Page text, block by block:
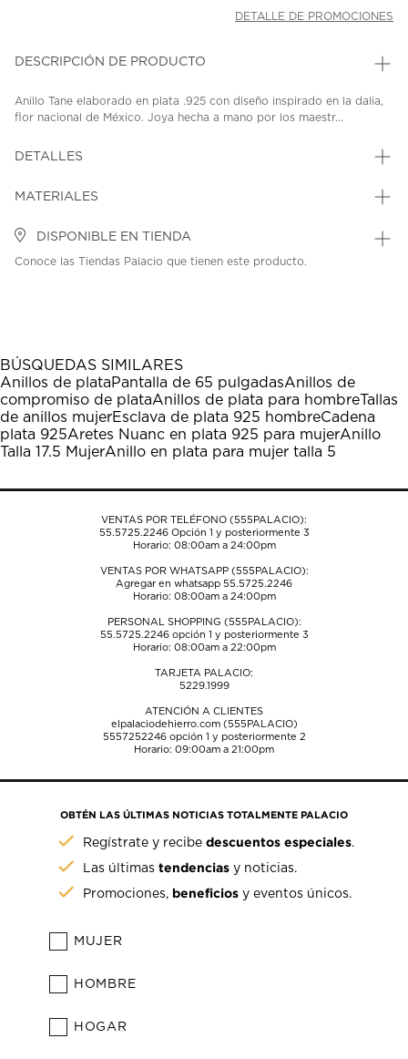
DETALLE DE PROMOCIONES
DESCRIPCIÓN DE PRODUCTO
Anillo Tane elaborado en plata .925 con diseño inspirado en la dalia,
flor nacional de México. Joya hecha a mano por los maestr...
DETALLES
MATERIALES
DISPONIBLE EN TIENDA
Conoce las Tiendas Palacio que tienen este producto.
BÚSQUEDAS SIMILARES
Anillos de plataPantalla de 65 pulgadasAnillos de
compromiso de plataAnillos de plata para hombreTallas
de anillos mujerEsclava de plata 925 hombreCadena
plata 925Aretes Nuanc en plata 925 para mujerAnillo
Talla 17.5 MujerAnillo en plata para mujer talla 5
VENTAS POR TELÉFONO (555PALACIO):
55.5725.2246Opción 1 y posteriormente 3
Horario: 08:00am a 24:00pm
VENTAS POR WHATSAPP (555PALACIO):
Agregar en whatsapp 55.5725.2246
Horario: 08:00am a 24:00pm
PERSONAL SHOPPING (555PALACIO):
55.5725.2246opción 1 y posteriormente 3
Horario: 08:00am a 22:00pm
TARJETA PALACIO:
5229.1999
ATENCIÓN A CLIENTES
elpalaciodehierro.com (555PALACIO)
5557252246opción 1 y posteriormente 2
Horario: 09:00am a 21:00pm
OBTÉN LAS ÚLTIMAS NOTICIAS TOTALMENTE PALACIO
Regístrate y recibedescuentos especiales.
Las últimastendencias y noticias.
Promociones, beneficios y eventos únicos.
MUJER
HOMBRE
HOGAR